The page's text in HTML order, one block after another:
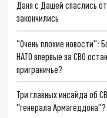
Даня с Дашей спаслись
закончились
"Очень плохие новости":
НАТО впервые за СВО
приграничье?
Три главных инсайда об
"генерала